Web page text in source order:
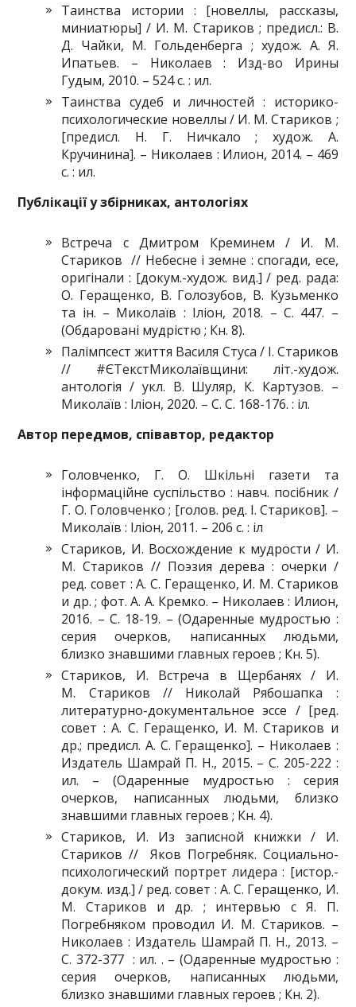
Таинства истории : [новеллы, рассказы,
миниатюры] / И. М. Стариков ; предисл.: В.
Д. Чайки, М. Гольденберга ; худож. А. Я.
Ипатьев. – Николаев : Изд-во Ирины
Гудым, 2010. – 524 с. : ил.
Таинства судеб и личностей : историко-
психологические новеллы / И. М. Стариков ;
[предисл. Н. Г. Ничкало ; худож. А.
Кручинина]. – Николаев : Илион, 2014. – 469
с. : ил.
Публікації у збірниках, антологіях
Встреча с Дмитром Креминем / И. М.
Стариков // Небесне і земне : спогади, есе,
оригінали : [докум.-худож. вид.] / ред. рада:
О. Геращенко, В. Голозубов, В. Кузьменко
та ін. – Миколаїв : Іліон, 2018. – С. 447. –
(Обдаровані мудрістю ; Кн. 8).
Палімпсест життя Василя Стуса / І. Стариков
// #ЄТекстМиколаївщини: літ.-худож.
антологія / укл. В. Шуляр, К. Картузов. –
Миколаїв : Іліон, 2020. – С. С. 168-176. : іл.
Автор передмов, співавтор, редактор
Головченко, Г. О. Шкільні газети та
інформаційне суспільство : навч. посібник /
Г. О. Головченко ; [голов. ред. І. Стариков]. –
Миколаїв : Іліон, 2011. – 206 с. : іл
Стариков, И. Восхождение к мудрости / И.
М. Стариков // Поэзия дерева : очерки /
ред. совет : А. С. Геращенко, И. М. Стариков
и др. ; фот. А. А. Кремко. – Николаев : Илион,
2016. – С. 18-19. – (Одаренные мудростью :
серия очерков, написанных людьми,
близко знавшими главных героев ; Кн. 5).
Стариков, И. Встреча в Щербанях / И.
М. Стариков // Николай Рябошапка :
литературно-документальное эссе / [ред.
совет : А. С. Геращенко, И. М. Стариков и
др.; предисл. А. С. Геращенко]. – Николаев :
Издатель Шамрай П. Н., 2015. – С. 205-222 :
ил. – (Одаренные мудростью : серия
очерков, написанных людьми, близко
знавшими главных героев ; Кн. 4).
Стариков, И. Из записной книжки / И.
Стариков // Яков Погребняк. Социально-
психологический портрет лидера : [истор.-
докум. изд.] / ред. совет : А. С. Геращенко, И.
М. Стариков и др. ; интервью с Я. П.
Погребняком проводил И. М. Стариков. –
Николаев : Издатель Шамрай П. Н., 2013. –
С. 372-377 : ил. . – (Одаренные мудростью :
серия очерков, написанных людьми,
близко знавшими главных героев ; Кн. 2).